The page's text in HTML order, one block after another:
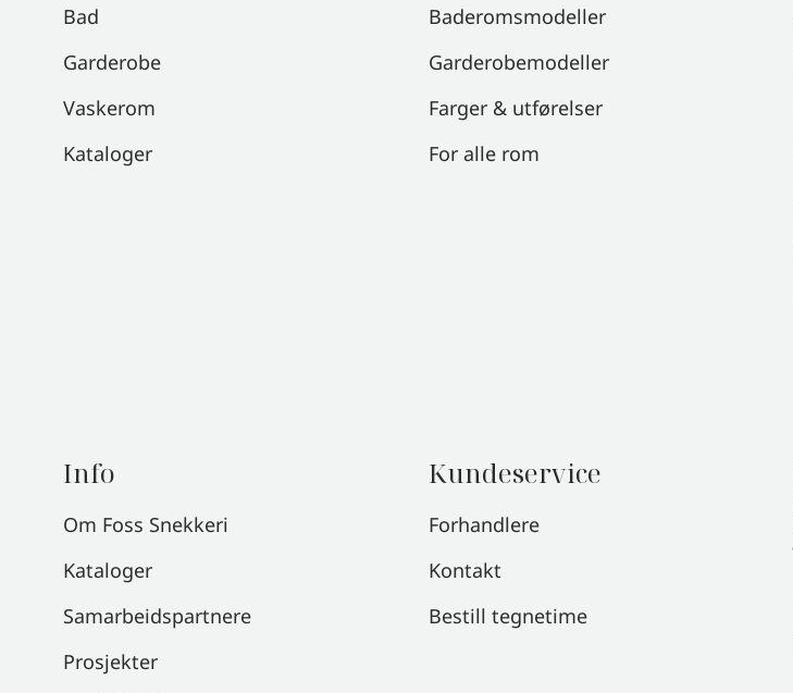
Bad
Garderobe
Vaskerom
Kataloger
Baderomsmodeller
Garderobemodeller
Farger & utførelser
For alle rom
Info
Om Foss Snekkeri
Kataloger
Samarbeidspartnere
Prosjekter
Kundeservice
Forhandlere
Kontakt
Bestill tegnetime